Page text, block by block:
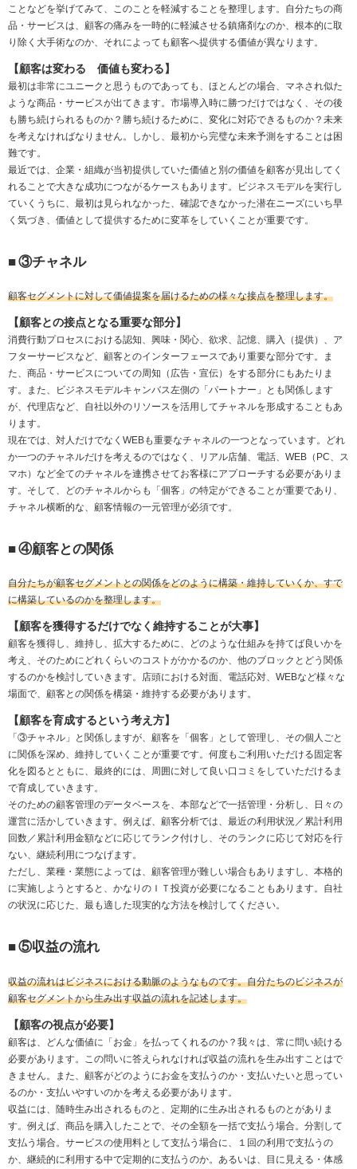
ことなどを挙げてみて、このことを軽減することを整理します。自分たちの商
品・サービスは、顧客の痛みを一時的に軽減させる鎮痛剤なのか、根本的に取
り除く大手術なのか、それによっても顧客へ提供する価値が異なります。
【顧客は変わる 価値も変わる】
最初は非常にユニークと思うものであっても、ほとんどの場合、マネされ似た
ような商品・サービスが出てきます。市場導入時に勝つだけではなく、その後
も勝ち続けられるものか？勝ち続けるために、変化に対応できるものか？未来
を考えなければなりません。しかし、最初から完璧な未来予測をすることは困
難です。
最近では、企業・組織が当初提供していた価値と別の価値を顧客が見出してく
れることで大きな成功につながるケースもあります。ビジネスモデルを実行し
ていくうちに、最初は見られなかった、確認できなかった潜在ニーズにいち早
く気づき、価値として提供するために変革をしていくことが重要です。
■③チャネル
顧客セグメントに対して価値提案を届けるための様々な接点を整理します。
【顧客との接点となる重要な部分】
消費行動プロセスにおける認知、興味・関心、欲求、記憶、購入（提供）、ア
フターサービスなど、顧客とのインターフェースであり重要な部分です。ま
た、商品・サービスについての周知（広告・宣伝）をする部分にもあたりま
す。また、ビジネスモデルキャンバス左側の「パートナー」とも関係します
が、代理店など、自社以外のリソースを活用してチャネルを形成することもあ
ります。
現在では、対人だけでなくWEBも重要なチャネルの一つとなっています。どれ
か一つのチャネルだけを考えるのではなく、リアル店舗、電話、WEB（PC、ス
マホ）など全てのチャネルを連携させてお客様にアプローチする必要がありま
す。そして、どのチャネルからも「個客」の特定ができることが重要であり、
チャネル横断的な、顧客情報の一元管理が必須です。
■④顧客との関係
自分たちが顧客セグメントとの関係をどのように構築・維持していくか、すで
に構築しているのかを整理します。
【顧客を獲得するだけでなく維持することが大事】
顧客を獲得し、維持し、拡大するために、どのような仕組みを持てば良いかを
考え、そのためにどれくらいのコストがかかるのか、他のブロックとどう関係
するのかを検討していきます。店頭における対面、電話応対、WEBなど様々な
場面で、顧客との関係を構築・維持する必要があります。
【顧客を育成するという考え方】
「③チャネル」と関係しますが、顧客を「個客」として管理し、その個人ごと
に関係を深め、維持していくことが重要です。何度もご利用いただける固定客
化を図るとともに、最終的には、周囲に対して良い口コミをしていただけるま
で育成していきます。
そのための顧客管理のデータベースを、本部などで一括管理・分析し、日々の
運営に活かしていきます。例えば、顧客分析では、最近の利用状況／累計利用
回数／累計利用金額などに応じてランク付けし、そのランクに応じて対応を行
ない、継続利用につなげます。
ただし、業種・業態によっては、顧客管理が難しい場合もありますし、本格的
に実施しようとすると、かなりのＩＴ投資が必要になることもあります。自社
の状況に応じた、最も適した現実的な方法を検討してください。
■⑤収益の流れ
収益の流れはビジネスにおける動脈のようなものです。自分たちのビジネスが
顧客セグメントから生み出す収益の流れを記述します。
【顧客の視点が必要】
顧客は、どんな価値に「お金」を払ってくれるのか？我々は、常に問い続ける
必要があります。この問いに答えられなければ収益の流れを生み出すことはで
きません。また、顧客がどのようにお金を支払うのか・支払いたいと思ってい
るのか・支払いやすいのかを考える必要があります。
収益には、随時生み出されるものと、定期的に生み出されるものとがありま
す。例えば、商品を購入したことで、その全額を一括で支払う場合。分割して
支払う場合。サービスの使用料として支払う場合に、１回の利用で支払うの
か、継続的に利用する中で定期的に支払うのか。あるいは、目に見える・体感